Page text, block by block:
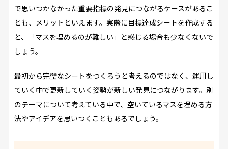
で思いつかなかった重要指標の発見につながるケースがあるこ
とも、メリットといえます。実際に目標達成シートを作成する
と、「マスを埋めるのが難しい」と感じる場合も少なくないで
しょう。
最初から完璧なシートをつくろうと考えるのではなく、運用し
ていく中で更新していく姿勢が新しい発見につながります。別
のテーマについて考えている中で、空いているマスを埋める方
法やアイデアを思いつくこともあるでしょう。